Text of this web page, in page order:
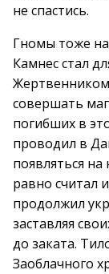
не спастись.
Гномы тоже
Камнес стал
совершать
погибших в
проводил в
появляться
равно считал
продолжил
заставляя
до заката.
Заоблачного